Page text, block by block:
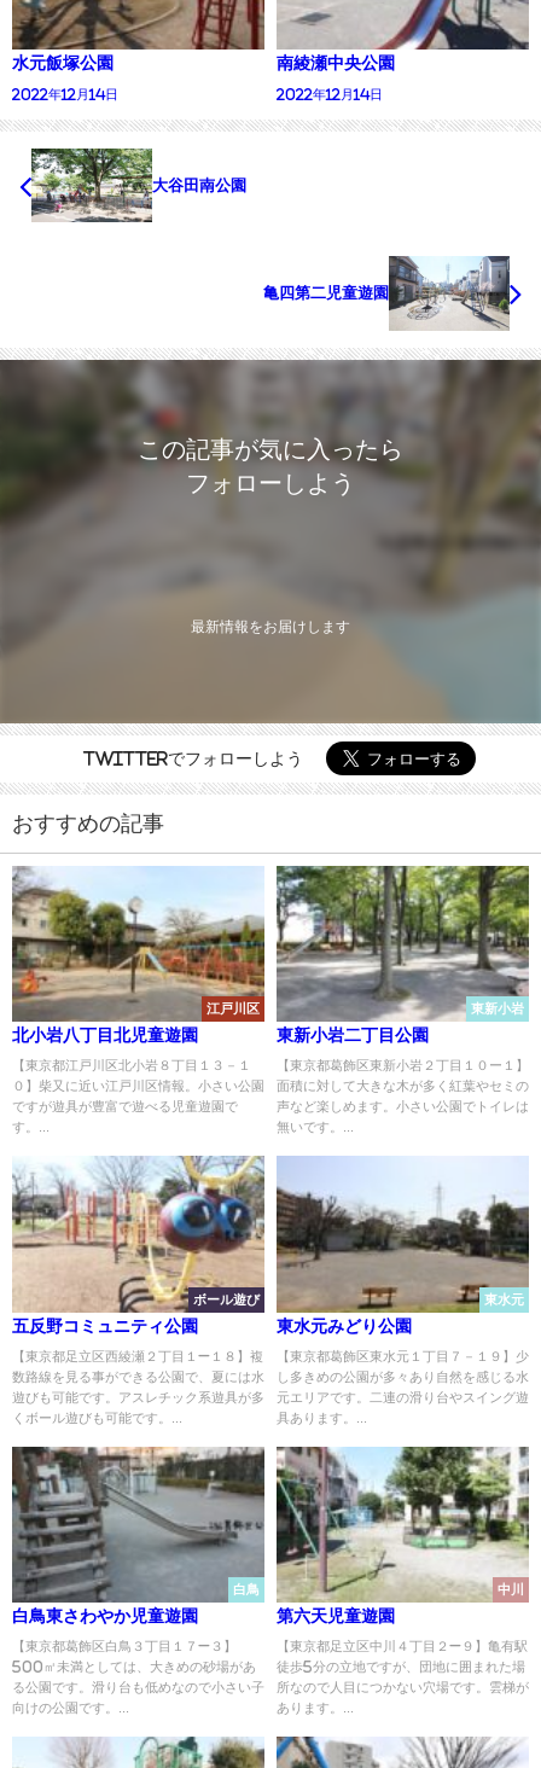
水元飯塚公園
2022年12月14日
南綾瀬中央公園
2022年12月14日
大谷田南公園
亀四第二児童遊園
この記事が気に入ったら
フォローしよう
最新情報をお届けします
Twitterでフォローしよう
おすすめの記事
江戸川区
北小岩八丁目北児童遊園
【東京都江戸川区北小岩８丁目１３－１
０】柴又に近い江戸川区情報。小さい公園
ですが遊具が豊富で遊べる児童遊園で
す。...
東新小岩
東新小岩二丁目公園
【東京都葛飾区東新小岩２丁目１０ー１】
面積に対して大きな木が多く紅葉やセミの
声など楽しめます。小さい公園でトイレは
無いです。...
ボール遊び
五反野コミュニティ公園
【東京都足立区西綾瀬２丁目１−１８】複
数路線を見る事ができる公園で、夏には水
遊びも可能です。アスレチック系遊具が多
くボール遊びも可能です。...
東水元
東水元みどり公園
【東京都葛飾区東水元１丁目７－１９】少
し多きめの公園が多々あり自然を感じる水
元エリアです。二連の滑り台やスイング遊
具あります。...
白鳥
白鳥東さわやか児童遊園
【東京都葛飾区白鳥３丁目１７−３】
500㎡未満としては、大きめの砂場があ
る公園です。滑り台も低めなので小さい子
向けの公園です。...
中川
第六天児童遊園
【東京都足立区中川４丁目２−９】亀有駅
徒歩5分の立地ですが、団地に囲まれた場
所なので人目につかない穴場です。雲梯が
あります。...